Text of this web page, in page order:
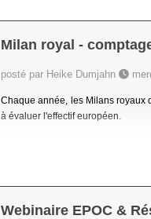
Milan royal -
posté par Heike Dumjahn
Chaque année, les Milans royaux
à évaluer l'effectif européen.
Webinaire EPOC &